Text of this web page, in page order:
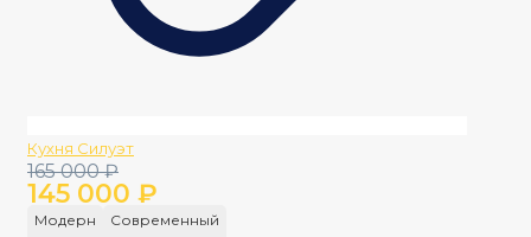
Кухня Силуэт
165 000₽
Первоначальная
цена
составляла
145 000 ₽
Текущая
цена:
145
Модерн Современный